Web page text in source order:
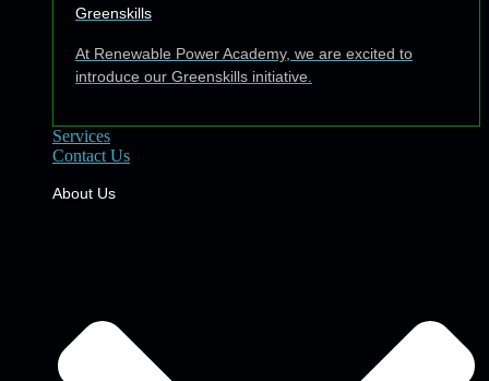
Greenskills
At Renewable Power Academy, we are excited to
introduce our Greenskills initiative.
Services
Contact Us
About Us